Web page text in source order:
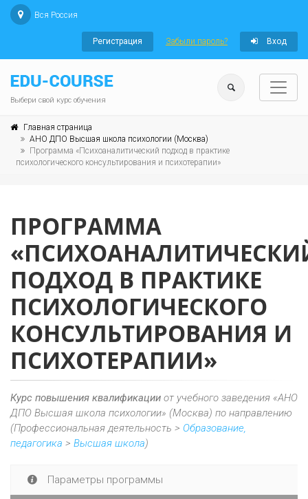
Вся Россия
Регистрация Забыли пароль? Вход
Выбери свой курс обучения
Главная страница
АНО ДПО Высшая школа психологии (Москва)
Программа «Психоаналитический подход в практике
психологического консультирования и психотерапии»
ПРОГРАММА
ПОДХОД В ПРАКТИКЕ
ПСИХОЛОГИЧЕСКОГО
КОНСУЛЬТИРОВАНИЯ И
ПСИХОТЕРАПИИ»
Курс повышения квалификации от учебного заведения «АНО
ДПО Высшая школа психологии» (Москва) по направлению
(Профессиональная деятельность > Образование,
педагогика > Высшая школа)
Параметры программы